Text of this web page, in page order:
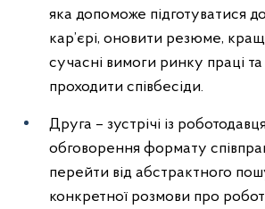
яка допоможе підготуватися
кар’єрі, оновити резюме,
сучасні вимоги ринку праці
проходити співбесіди.
Друга – зустрічі із
обговорення формату
перейти від абстрактного
конкретної розмови про